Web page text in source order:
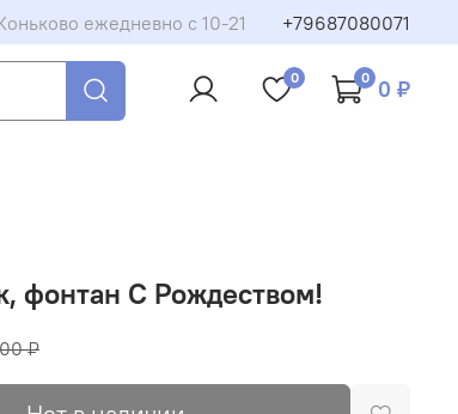
ежедневно с 10-21 +79687080071
0 0 0 ₽
фонтан С Рождеством!
₽